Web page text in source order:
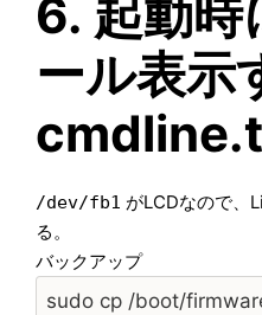
6. 起動時
ール表示
/dev/fb1 がLCDなので、
る。
バックアップ
sudo cp /boot/